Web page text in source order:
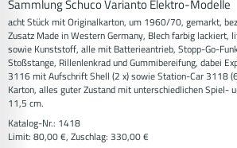
Sammlung Schuco Varianto Elektro-Modelle
acht Stück mit Originalkarton, um 1960/70, gemarkt,
Zusatz Made in Western Germany, Blech farbig lackiert,
sowie Kunststoff, alle mit Batterieantrieb, Stopp-Go-
Stoßstange, Rillenlenkrad und Gummibereifung, dabei
3116 mit Aufschrift Shell (2 x) sowie Station-Car 3118
Karton, alles guter Zustand mit unterschiedlichen Spiel-
11,5 cm.
Katalog-Nr.: 1418
Limit: 80,00 €, Zuschlag: 330,00 €